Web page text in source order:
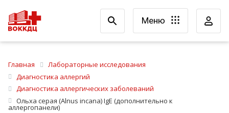
Меню
Главная
Лабораторные исследования
Диагностика аллергий
Диагностика аллергических заболеваний
Ольха серая (Alnus incana) IgE (дополнительно к
аллергопанели)